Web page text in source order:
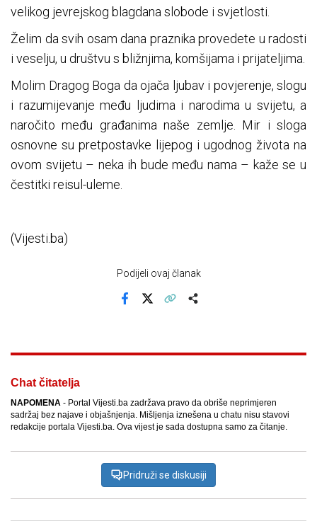
velikog jevrejskog blagdana slobode i svjetlosti.
Želim da svih osam dana praznika provedete u radosti
i veselju, u društvu s bližnjima, komšijama i prijateljima.
Molim Dragog Boga da ojača ljubav i povjerenje, slogu
i razumijevanje među ljudima i narodima u svijetu, a
naročito među građanima naše zemlje. Mir i sloga
osnovne su pretpostavke lijepog i ugodnog života na
ovom svijetu – neka ih bude među nama – kaže se u
čestitki reisul-uleme.
(Vijesti.ba)
Podijeli ovaj članak
Chat čitatelja
NAPOMENA - Portal Vijesti.ba zadržava pravo da obriše neprimjeren
sadržaj bez najave i objašnjenja. Mišljenja iznešena u chatu nisu stavovi
redakcije portala Vijesti.ba. Ova vijest je sada dostupna samo za čitanje.
Pridruži se diskusiji